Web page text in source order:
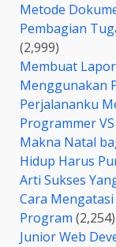
Metode
Pembagian
(2,999)
Membuat
Menggunakan
Perjalananku
Programmer
Makna Natal
Hidup Harus
Arti Sukses
Cara
Program (2,254)
Junior Web